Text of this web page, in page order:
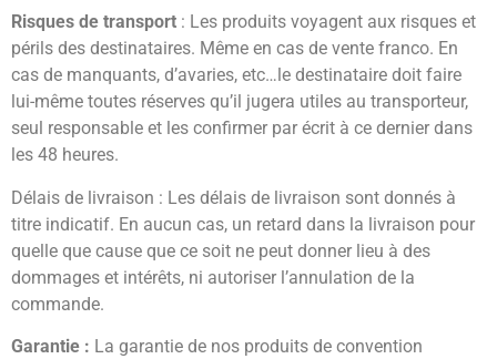
Risques de transport : Les produits voyagent aux risques et
périls des destinataires. Même en cas de vente franco. En
cas de manquants, d’avaries, etc…le destinataire doit faire
lui-même toutes réserves qu’il jugera utiles au transporteur,
seul responsable et les confirmer par écrit à ce dernier dans
les 48 heures.
Délais de livraison : Les délais de livraison sont donnés à
titre indicatif. En aucun cas, un retard dans la livraison pour
quelle que cause que ce soit ne peut donner lieu à des
dommages et intérêts, ni autoriser l’annulation de la
commande.
Garantie : La garantie de nos produits de convention